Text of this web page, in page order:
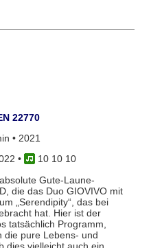
22770
• 2021
•
10 10 10
Gute-Laune-
die das Duo GIOVIVO mit
„Serendipity“, das bei
hat. Hier ist der
tatsächlich Programm,
die pure Lebens- und
dies vielleicht auch ein